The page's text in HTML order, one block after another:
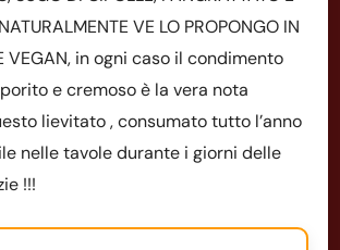
VE LO PROPONGO IN
VEGAN, in ogni caso il condimento
e cremoso è la vera nota
lievitato , consumato tutto l’anno
nelle tavole durante i giorni delle
!!!